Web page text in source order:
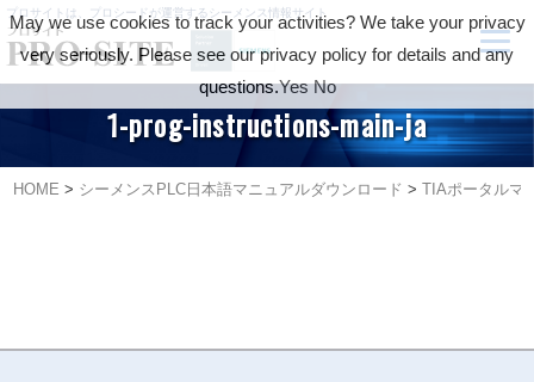
プロサイトは、プロシードが運営するシーメンス情報サイト
1-prog-instructions-main-ja
HOME > シーメンスPLC日本語マニュアルダウンロード >TIAポータルマ
May we use cookies to track your activities? We take your privacy
very seriously. Please see our privacy policy for details and any
questions.Yes No